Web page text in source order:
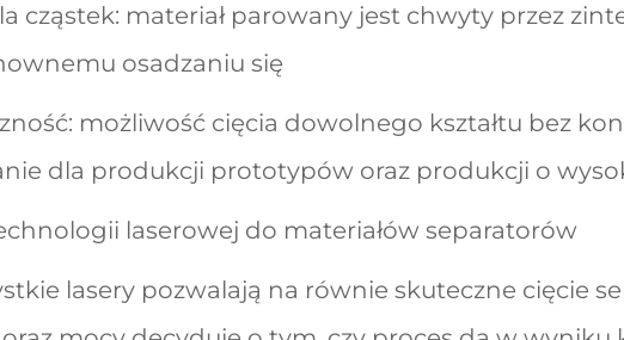
cząstek: materiał parowany jest chwyty przez
osadzaniu się
możliwość cięcia dowolnego kształtu bez
dla produkcji prototypów oraz produkcji o
laserowej do materiałów separatorów
lasery pozwalają na równie skuteczne cięcie